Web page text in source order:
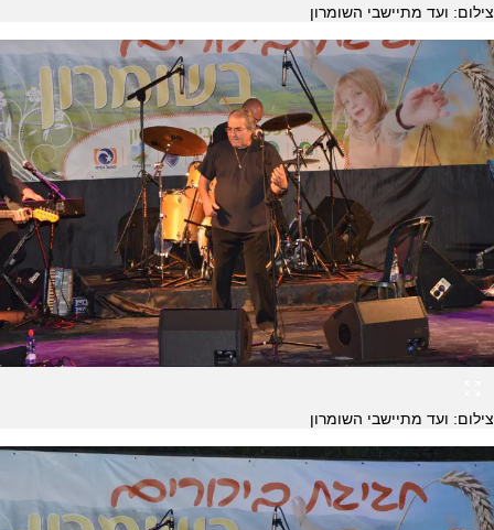
צילום: ועד מתיישבי השומרון
צילום: ועד מתיישבי השומרון